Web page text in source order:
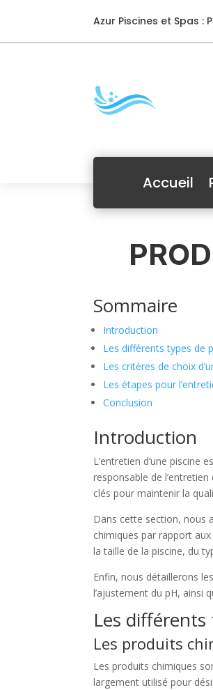
Azur Piscines et Spas :
Accueil
Sommaire
Introduction
Les différents types de
Les critères de choix
Les étapes pour
Conclusion
Introduction
L’entretien d’une piscine
responsable de
clés pour maintenir la
Dans cette section, nous
chimiques par rapport
la taille de la piscine, du
Enfin, nous détaillerons
l’ajustement du pH, ainsi
Les
Les produits
Les produits chimiques
largement utilisé pour